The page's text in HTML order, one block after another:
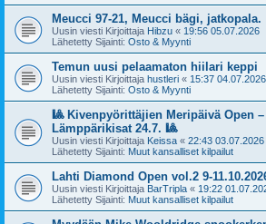
Meucci 97-21, Meucci bägi, jatkopala.
Uusin viesti Kirjoittaja Hibzu « 19:56 05.07.2026
Lähetetty Sijainti: Osto & Myynti
Temun uusi pelaamaton hiilari keppi
Uusin viesti Kirjoittaja hustleri « 15:37 04.07.2026
Lähetetty Sijainti: Osto & Myynti
🎱 Kivenpyörittäjien Meripäivä Open
Lämppärikisat 24.7. 🎱
Uusin viesti Kirjoittaja Keissa « 22:43 03.07.2026
Lähetetty Sijainti: Muut kansalliset kilpailut
Lahti Diamond Open vol.2 9-
Uusin viesti Kirjoittaja BarTripla « 19:22
Lähetetty Sijainti: Muut kansalliset kilpailut